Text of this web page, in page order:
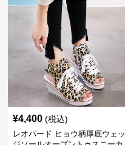
¥4,400 (税込)
レオパード ヒョウ柄厚底ウェッ